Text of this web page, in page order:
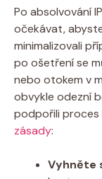
Po absolvování
očekávat,
minimalizovali
po ošetření se
nebo otokem v
obvykle odezní
podpořili proces
zásady:
Vyhněte